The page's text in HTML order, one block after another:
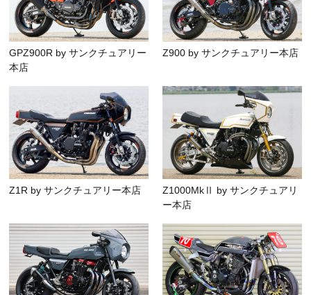
GPZ900R by サンクチュアリー
本店
Z900 by サンクチュアリー本店
Z1R by サンクチュアリー本店
Z1000MkⅡ by サンクチュアリ
ー本店